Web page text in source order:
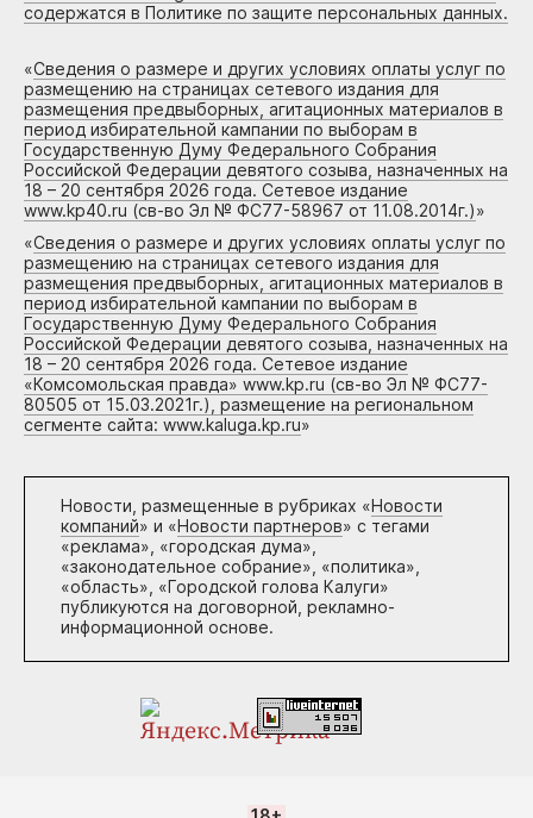
содержатся в Политике по защите персональных данных.
«Сведения о размере и других условиях оплаты услуг по
размещению на страницах сетевого издания для
размещения предвыборных, агитационных материалов в
период избирательной кампании по выборам в
Государственную Думу Федерального Собрания
Российской Федерации девятого созыва, назначенных на
18 – 20 сентября 2026 года. Сетевое издание
www.kp40.ru (св-во Эл № ФС77-58967 от 11.08.2014г.)»
«Сведения о размере и других условиях оплаты услуг по
размещению на страницах сетевого издания для
размещения предвыборных, агитационных материалов в
период избирательной кампании по выборам в
Государственную Думу Федерального Собрания
Российской Федерации девятого созыва, назначенных на
18 – 20 сентября 2026 года. Сетевое издание
«Комсомольская правда» www.kp.ru (св-во Эл № ФС77-
80505 от 15.03.2021г.), размещение на региональном
сегменте сайта: www.kaluga.kp.ru»
Новости, размещенные в рубриках «Новости
компаний» и «Новости партнеров» с тегами
«реклама», «городская дума»,
«законодательное собрание», «политика»,
«область», «Городской голова Калуги»
публикуются на договорной, рекламно-
информационной основе.